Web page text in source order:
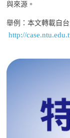
與來源。
舉例：本文轉載自
http://